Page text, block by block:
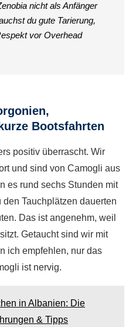
nicht als Anfänger
du gute Tarierung,
vor Overhead
Bootsfahrten
positiv überrascht. Wir
und sind von Camogli aus
es rund sechs Stunden mit
Tauchplätzen dauerten
Das ist angenehm, weil
Getaucht sind wir mit
ich empfehlen, nur das
ist nervig.
in Albanien: Die
& Tipps